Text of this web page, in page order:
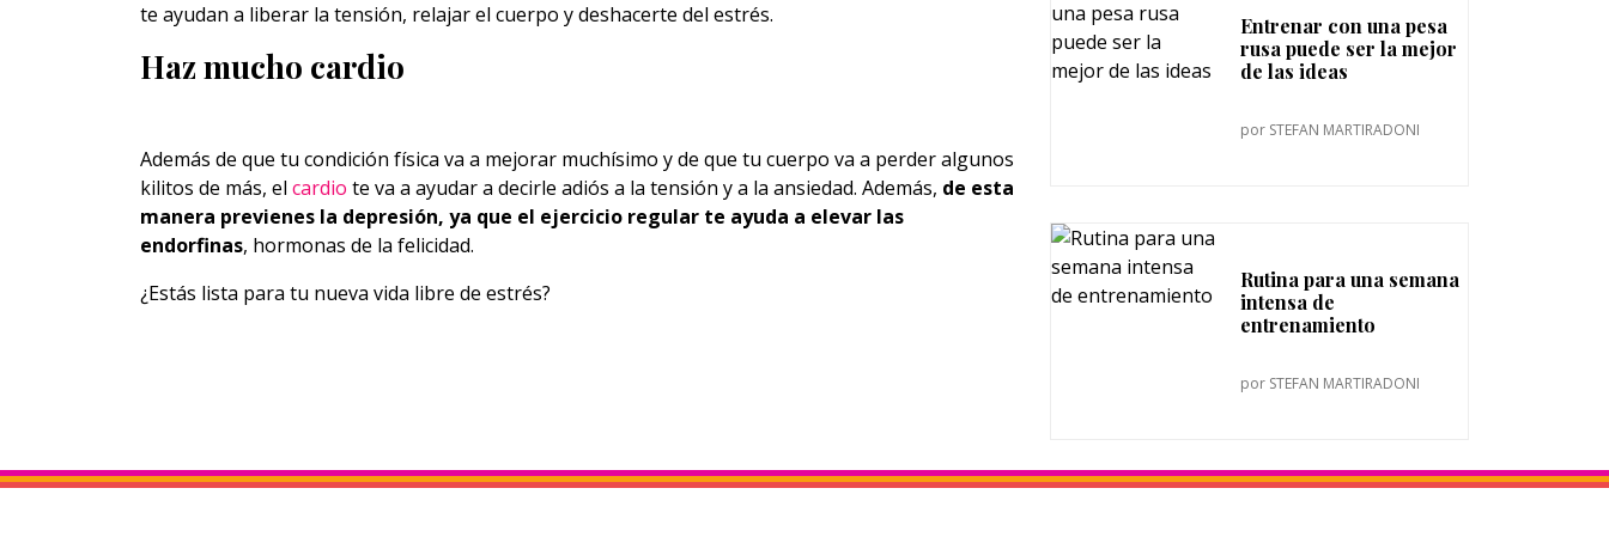
te ayudan a liberar la tensión, relajar el cuerpo y deshacerte del estrés.
Haz mucho cardio
Además de que tu condición física va a mejorar muchísimo y de que tu cuerpo va a perder algunos
kilitos de más, el cardio te va a ayudar a decirle adiós a la tensión y a la ansiedad. Además, de esta
manera previenes la depresión, ya que el ejercicio regular te ayuda a elevar las
endorfinas, hormonas de la felicidad.
¿Estás lista para tu nueva vida libre de estrés?
Entrenar con una pesa
rusa puede ser la mejor
de las ideas
por STEFAN MARTIRADONI
Rutina para una semana
intensa de
entrenamiento
por STEFAN MARTIRADONI